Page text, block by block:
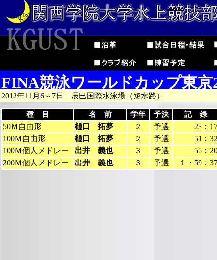
FINA競泳ワールドカップ東京
2012年11月6～7日 辰巳国際水泳場（短水路）
種 目 名 前 学年 予決
記 録
50Ｍ自由形
樋口 拓夢 ２ 予選
23：17
100Ｍ自由形
樋口 拓夢 ２ 予選
51：32
100Ｍ個人メドレー
出井 義也 ３ 予選
55：20
200Ｍ個人メドレー
出井 義也 ３ 予選 １・59：37